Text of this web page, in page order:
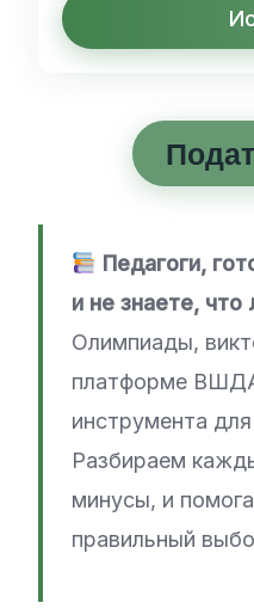
Педагоги,
и не знаете,
Олимпиады,
платформе
инструмента
Разбираем
минусы, и
правильный